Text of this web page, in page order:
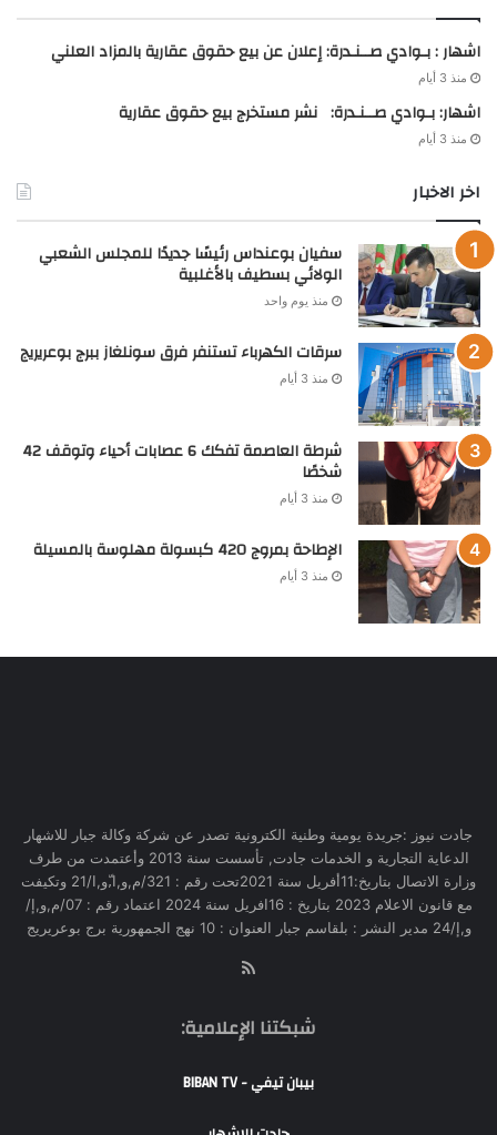
اشهار : بـوادي صــنـدرة: إعلان عن بيع حقوق عقارية بالمزاد العلني
منذ 3 أيام
اشهار: بـوادي صــنـدرة: نشر مستخرج بيع حقوق عقارية
منذ 3 أيام
اخر الاخبار
سفيان بوعنداس رئيسًا جديدًا للمجلس الشعبي
الولائي بسطيف بالأغلبية
منذ يوم واحد
سرقات الكهرباء تستنفر فرق سونلغاز ببرج بوعريريج
منذ 3 أيام
شرطة العاصمة تفكك 6 عصابات أحياء وتوقف 42
شخصًا
منذ 3 أيام
الإطاحة بمروج 420 كبسولة مهلوسة بالمسيلة
منذ 3 أيام
جادت نيوز :جريدة يومية وطنية الكترونية تصدر عن شركة وكالة جبار للاشهار
الدعاية التجارية و الخدمات جادت, تأسست سنة 2013 وأعتمدت من طرف
وزارة الاتصال بتاريخ:11أفريل سنة 2021تحت رقم : 321/م,و,ا,ّو,ا/21 وتكيفت
مع قانون الاعلام 2023 بتاريخ : 16افريل سنة 2024 اعتماد رقم : 07/م,و,إ/
و,إ/24 مدير النشر : بلقاسم جبار العنوان : 10 نهج الجمهورية برج بوعريريج
شبكتنا الإعلامية:
بيبان تيفي - BIBAN TV